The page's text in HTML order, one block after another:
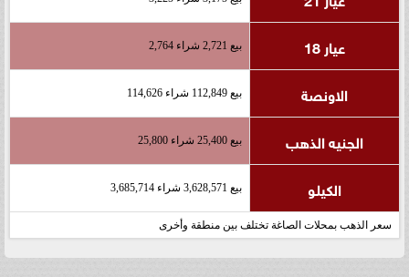
عيار 18 بيع 2,721 شراء 2,764
الاونصة بيع 112,849 شراء 114,626
الجنيه الذهب بيع 25,400 شراء 25,800
الكيلو بيع 3,628,571 شراء 3,685,714
سعر الذهب بمحلات الصاغة تختلف بين منطقة وأخرى